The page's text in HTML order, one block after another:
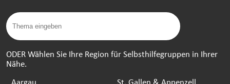
ODER Wählen Sie Ihre Region für Selbsthilfegruppen in Ihrer
Nähe.